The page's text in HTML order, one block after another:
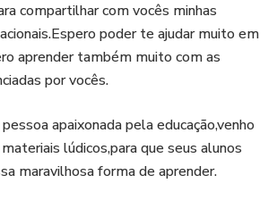
compartilhar com vocês minhas
poder te ajudar muito em
aprender também muito com as
por vocês.
apaixonada pela educação,venho
lúdicos,para que seus alunos
maravilhosa forma de aprender.